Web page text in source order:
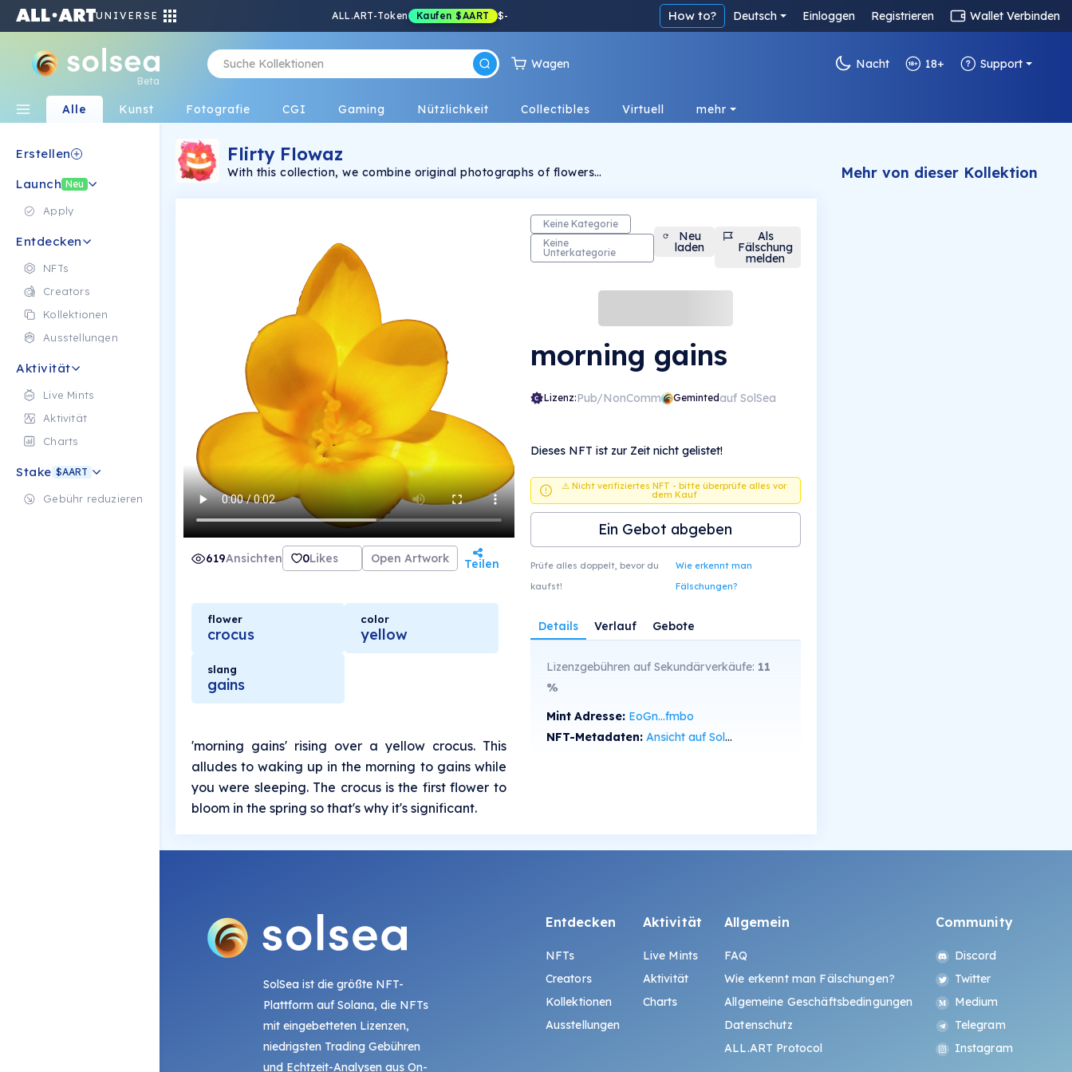
UNIVERSE ALL.ART-Token Kaufen $AART $- How to? Deutsch Einloggen Registrieren Wallet Verbinden
Beta
Wagen Nacht 18+ Support
Alle Kunst Fotografie CGI Gaming Nützlichkeit Collectibles Virtuell mehr
Erstellen
Launch Neu
Apply
Entdecken
NFTs
Creators
Kollektionen
Ausstellungen
Aktivität
Live Mints
Aktivität
Charts
Stake $AART
Gebühr reduzieren
Flirty Flowaz
With this collection, we combine original photographs of flowers
laughs and bring the vibrant energy of the flowers into the matrix in
619Ansichten 0Likes Open Artwork Teilen
flower
crocus
color
yellow
slang
gains
'morning gains' rising over a yellow crocus. This
alludes to waking up in the morning to gains while
you were sleeping. The crocus is the first flower to
bloom in the spring so that's why it's significant.
Keine Kategorie
Keine
Unterkategorie
Neu
laden
Als
Fälschung
melden
morning gains
Lizenz:Pub/NonComm Gemintedauf SolSea
Dieses NFT ist zur Zeit nicht gelistet!
⚠️ Nicht verifiziertes NFT - bitte überprüfe alles vor
dem Kauf
Ein Gebot abgeben
Prüfe alles doppelt, bevor du
kaufst!
Wie erkennt man
Fälschungen?
Details Verlauf Gebote
Lizenzgebühren auf Sekundärverkäufe: 11
%
Mint Adresse: EoGn...fmbo
NFT-Metadaten: Ansicht auf SolScan
Mehr von dieser Kollektion
SolSea ist die größte NFT-
Plattform auf Solana, die NFTs
mit eingebetteten Lizenzen,
niedrigsten Trading Gebühren
und Echtzeit-Analysen aus On-
Entdecken
NFTs
Creators
Kollektionen
Ausstellungen
Aktivität
Live Mints
Aktivität
Charts
Allgemein
FAQ
Wie erkennt man Fälschungen?
Allgemeine Geschäftsbedingungen
Datenschutz
ALL.ART Protocol
Community
Discord
Twitter
Medium
Telegram
Instagram